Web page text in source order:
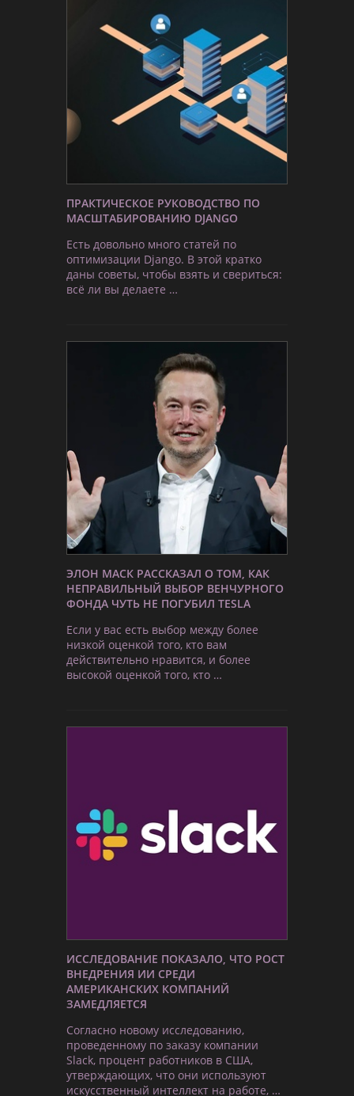
ПРАКТИЧЕСКОЕ РУКОВОДСТВО ПО
МАСШТАБИРОВАНИЮ DJANGO
Есть довольно много статей по
оптимизации Django. В этой кратко
даны советы, чтобы взять и свериться:
всё ли вы делаете …
ЭЛОН МАСК РАССКАЗАЛ О ТОМ, КАК
НЕПРАВИЛЬНЫЙ ВЫБОР ВЕНЧУРНОГО
ФОНДА ЧУТЬ НЕ ПОГУБИЛ TESLA
Если у вас есть выбор между более
низкой оценкой того, кто вам
действительно нравится, и более
высокой оценкой того, кто …
ИССЛЕДОВАНИЕ ПОКАЗАЛО, ЧТО РОСТ
ВНЕДРЕНИЯ ИИ СРЕДИ
АМЕРИКАНСКИХ КОМПАНИЙ
ЗАМЕДЛЯЕТСЯ
Согласно новому исследованию,
проведенному по заказу компании
Slack, процент работников в США,
утверждающих, что они используют
искусственный интеллект на работе, …